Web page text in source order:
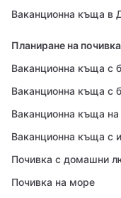
Ваканционна къща в
Планиране на почивка
Ваканционна къща с
Ваканционна къща с
Ваканционна къща
Ваканционна къща с
Почивка с домашни
Почивка на море